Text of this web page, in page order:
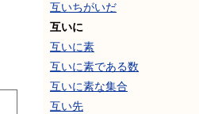
互いちがいだ
互いに
互いに素
互いに素である数
互いに素な集合
互い先